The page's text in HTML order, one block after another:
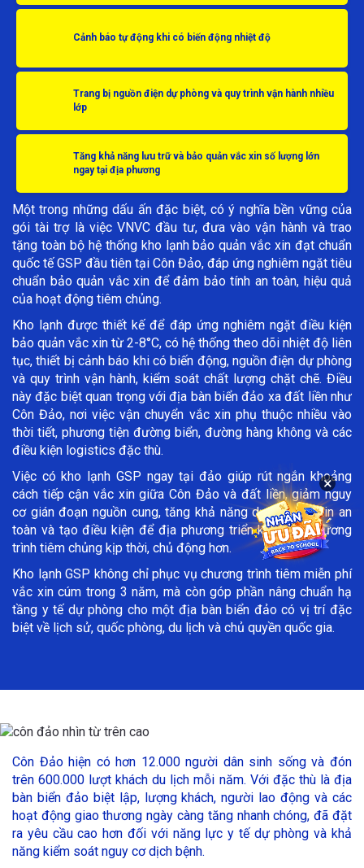
Cảnh báo tự động khi có biến động nhiệt độ
Trang bị nguồn điện dự phòng và quy trình vận hành nhiều
lớp
Tăng khả năng lưu trữ và bảo quản vắc xin số lượng lớn
ngay tại địa phương
Một trong những dấu ấn đặc biệt, có ý nghĩa bền vững của
gói tài trợ là việc VNVC đầu tư, đưa vào vận hành và trao
tặng toàn bộ hệ thống kho lạnh bảo quản vắc xin đạt chuẩn
quốc tế GSP đầu tiên tại Côn Đảo, đáp ứng nghiêm ngặt tiêu
chuẩn bảo quản vắc xin để đảm bảo tính an toàn, hiệu quả
của hoạt động tiêm chủng.
Kho lạnh được thiết kế để đáp ứng nghiêm ngặt điều kiện
bảo quản vắc xin từ 2-8°C, có hệ thống theo dõi nhiệt độ liên
tục, thiết bị cảnh báo khi có biến động, nguồn điện dự phòng
và quy trình vận hành, kiểm soát chất lượng chặt chẽ. Điều
này đặc biệt quan trọng với địa bàn biển đảo xa đất liền như
Côn Đảo, nơi việc vận chuyển vắc xin phụ thuộc nhiều vào
thời tiết, phương tiện đường biển, đường hàng không và các
điều kiện logistics đặc thù.
Việc có kho lạnh GSP ngay tại đảo giúp rút ngắn khoảng
cách tiếp cận vắc xin giữa Côn Đảo và đất liền, giảm nguy
cơ gián đoạn nguồn cung, tăng khả năng dự trữ vắc xin an
toàn và tạo điều kiện để địa phương triển khai các chương
trình tiêm chủng kịp thời, chủ động hơn.
Kho lạnh GSP không chỉ phục vụ chương trình tiêm miễn phí
vắc xin cúm trong 3 năm, mà còn góp phần nâng chuẩn hạ
tầng y tế dự phòng cho một địa bàn biển đảo có vị trí đặc
biệt về lịch sử, quốc phòng, du lịch và chủ quyền quốc gia.
Côn Đảo hiện có hơn 12.000 người dân sinh sống và đón
trên 600.000 lượt khách du lịch mỗi năm. Với đặc thù là địa
bàn biển đảo biệt lập, lượng khách, người lao động và các
hoạt động giao thương ngày càng tăng nhanh chóng, đã đặt
ra yêu cầu cao hơn đối với năng lực y tế dự phòng và khả
năng kiểm soát nguy cơ dịch bệnh.
×